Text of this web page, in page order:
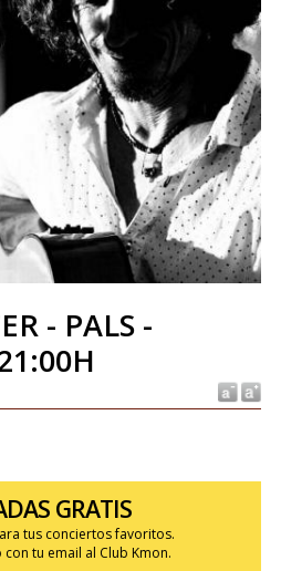
- PALS -
GRATIS
tus conciertos favoritos.
tu email al Club Kmon.